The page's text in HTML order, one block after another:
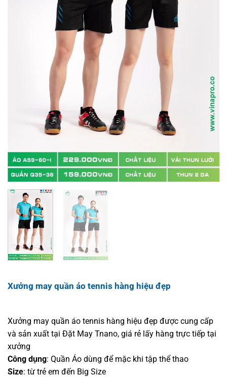
Xưởng may quần áo tennis hàng hiệu đẹp
Xưởng may quần áo tennis hàng hiệu đẹp được cung cấp
và sản xuất tại Đặt May Tnano, giá rẻ lấy hàng trực tiếp tại
xưởng
Công dụng: Quần Áo dùng để mặc khi tập thể thao
Size: từ trẻ em đến Big Size